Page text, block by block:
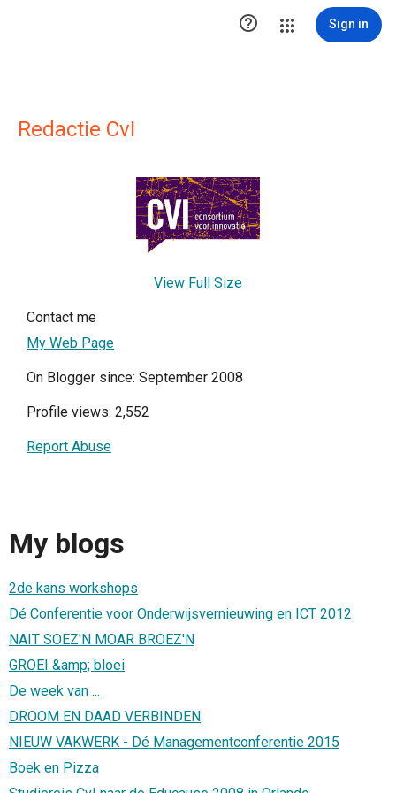
 Sign in
Redactie CvI
View Full Size
Contact me
My Web Page
On Blogger since: September 2008
Profile views: 2,552
Report Abuse
My blogs
2de kans workshops
Dé Conferentie voor Onderwijsvernieuwing en ICT 2012
NAIT SOEZ'N MOAR BROEZ'N
GROEI &amp; bloei
De week van ...
DROOM EN DAAD VERBINDEN
NIEUW VAKWERK - Dé Managementconferentie 2015
Boek en Pizza